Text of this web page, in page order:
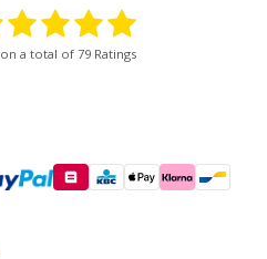
on a total of 79 Ratings